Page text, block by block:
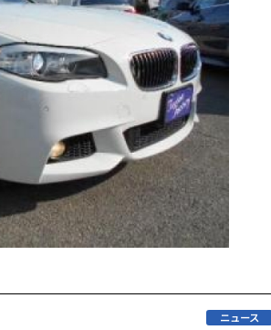
ニュース